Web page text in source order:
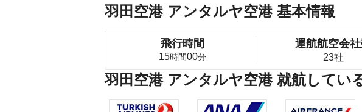
羽田空港 アンタルヤ空港 基本情報
飛行時間
15時間00分
運航航空会
23社
羽田空港 アンタルヤ空港 就航してい